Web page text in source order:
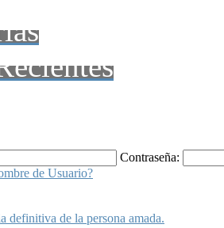
Contraseña:
de Usuario?
definitiva de la persona amada.